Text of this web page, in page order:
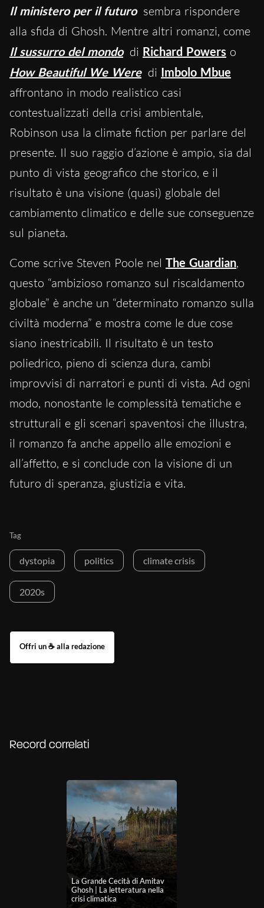
Il ministero per il futuro sembra rispondere
alla sfida di Ghosh. Mentre altri romanzi, come
Il sussurro del mondo di Richard Powers o
How Beautiful We Were di Imbolo Mbue
affrontano in modo realistico casi
contestualizzati della crisi ambientale,
Robinson usa la climate fiction per parlare del
presente. Il suo raggio d’azione è ampio, sia dal
punto di vista geografico che storico, e il
risultato è una visione (quasi) globale del
cambiamento climatico e delle sue conseguenze
sul pianeta.
Come scrive Steven Poole nel The Guardian,
questo “ambizioso romanzo sul riscaldamento
globale” è anche un “determinato romanzo sulla
civiltà moderna” e mostra come le due cose
siano inestricabili. Il risultato è un testo
poliedrico, pieno di scienza dura, cambi
improvvisi di narratori e punti di vista. Ad ogni
modo, nonostante le complessità tematiche e
strutturali e gli scenari spaventosi che illustra,
il romanzo fa anche appello alle emozioni e
all’affetto, e si conclude con la visione di un
futuro di speranza, giustizia e vita.
Tag
dystopia politics climate crisis
2020s
Record correlati
La Grande Cecità di Amitav
Ghosh | La letteratura nella
crisi climatica